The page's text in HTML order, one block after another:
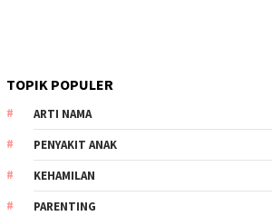
TOPIK POPULER
ARTI NAMA
PENYAKIT ANAK
KEHAMILAN
PARENTING